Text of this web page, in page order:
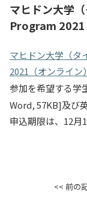
卒業生の方
マヒドン大学
Program 2021
マヒドン大学（
2021（オンライン
参加を希望する学
Word, 57KB]及び
申込期限は、12月
<< 前の